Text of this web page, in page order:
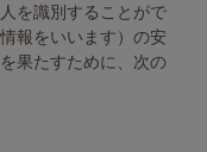
を識別することがで
報をいいます）の安
果たすために、次の